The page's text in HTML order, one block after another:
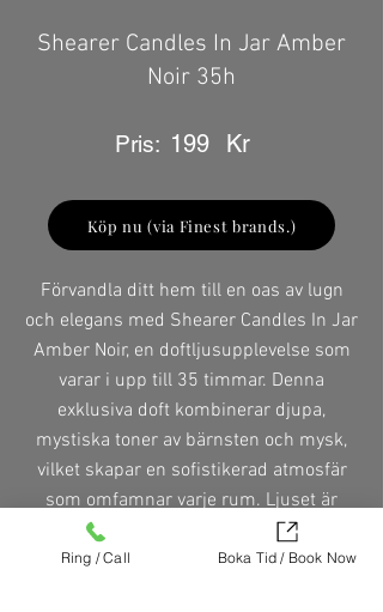
Shearer Candles In Jar Amber
Noir 35h
Pris: 199 Kr
Köp nu (via Finest brands.)
Förvandla ditt hem till en oas av lugn
och elegans med Shearer Candles In Jar
Amber Noir, en doftljusupplevelse som
varar i upp till 35 timmar. Denna
exklusiva doft kombinerar djupa,
mystiska toner av bärnsten och mysk,
vilket skapar en sofistikerad atmosfär
som omfamnar varje rum. Ljuset är
omsorgsfullt handgjort i en stilren
glasburk, vilket gör det till en perfekt
Ring / Call Boka Tid / Book Now